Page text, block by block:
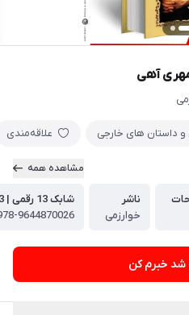
آهی
و داستان های خارجی علاقه‌مندی
مشاهده همه
ناشر
خوارزمی
شابک 13 رقمی | ISBN-13
9644870026
شد خبرم کن